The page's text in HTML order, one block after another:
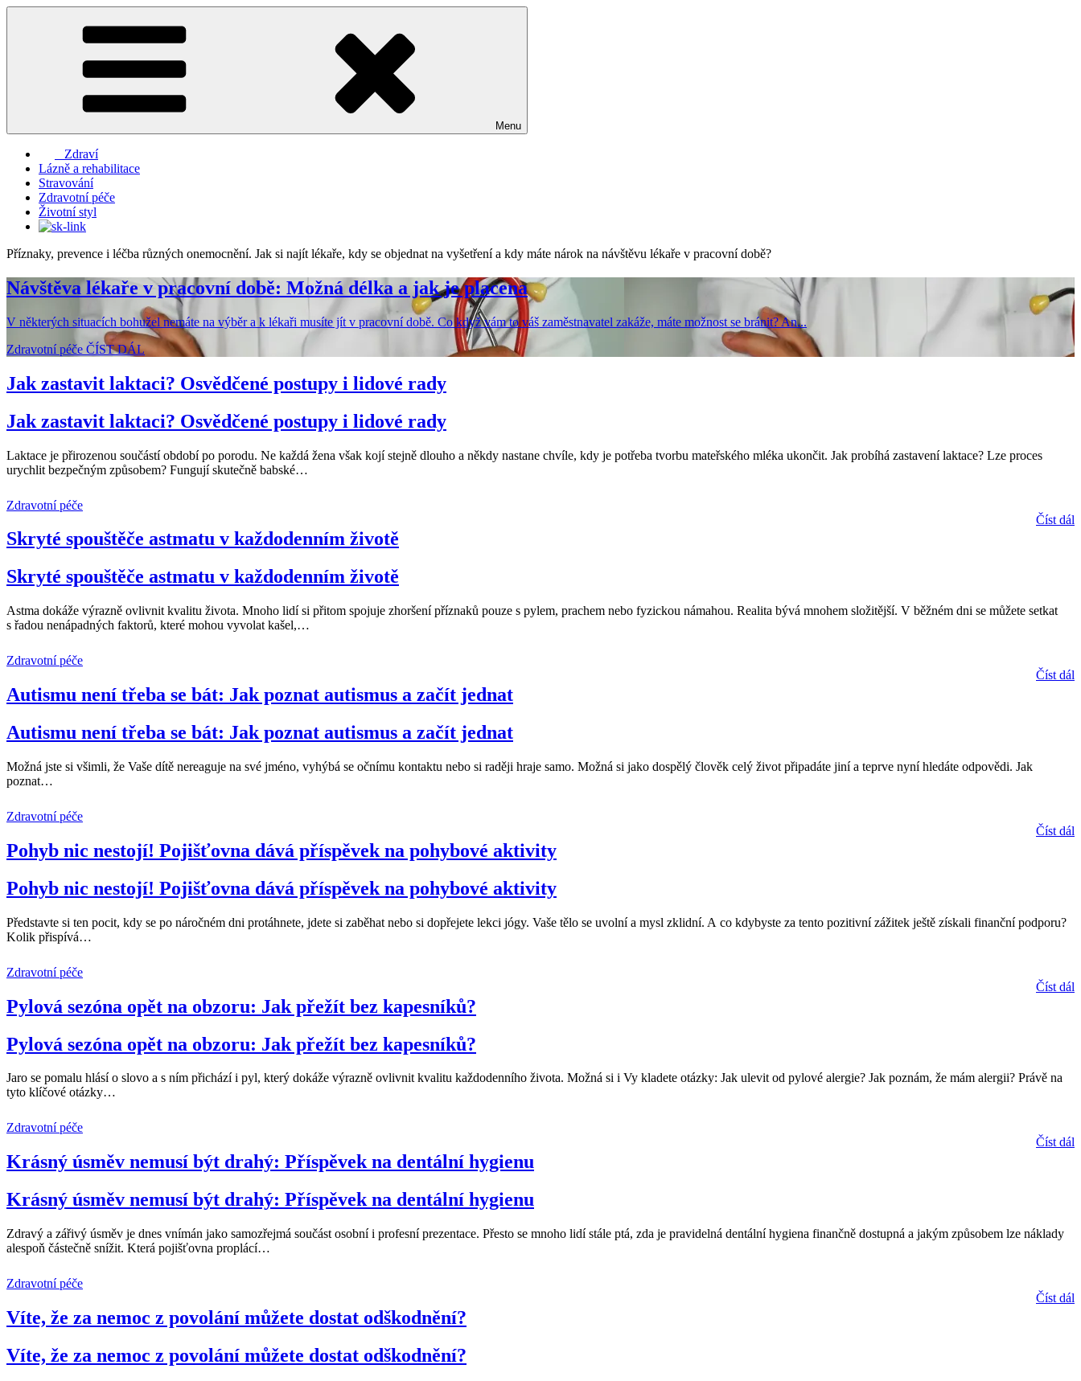
Přejít
Menu
Zdraví
Lázně a rehabilitace
Stravování
Zdravotní péče
Životní styl
Příznaky, prevence i léčba různých onemocnění. Jak si najít lékaře, kdy se objednat na vyšetření a kdy máte nárok na návštěvu lékaře v pracovní době?
Návštěva lékaře v pracovní době: Možná délka a jak je placena
V některých situacích bohužel nemáte na výběr a k lékaři musíte jít v pracovní době. Co když vám to váš zaměstnavatel zakáže, máte možnost se bránit? An...
Zdravotní péče ČÍST DÁL
Jak zastavit laktaci? Osvědčené postupy i lidové rady
Jak zastavit laktaci? Osvědčené postupy i lidové rady
Laktace je přirozenou součástí období po porodu. Ne každá žena však kojí stejně dlouho a někdy nastane chvíle, kdy je potřeba tvorbu mateřského mléka ukončit. Jak probíhá zastavení laktace? Lze proces
urychlit bezpečným způsobem? Fungují skutečně babské…
Zdravotní péče
Číst dál
Skryté spouštěče astmatu v každodenním životě
Skryté spouštěče astmatu v každodenním životě
Astma dokáže výrazně ovlivnit kvalitu života. Mnoho lidí si přitom spojuje zhoršení příznaků pouze s pylem, prachem nebo fyzickou námahou. Realita bývá mnohem složitější. V běžném dni se můžete setkat
s řadou nenápadných faktorů, které mohou vyvolat kašel,…
Zdravotní péče
Číst dál
Autismu není třeba se bát: Jak poznat autismus a začít jednat
Autismu není třeba se bát: Jak poznat autismus a začít jednat
Možná jste si všimli, že Vaše dítě nereaguje na své jméno, vyhýbá se očnímu kontaktu nebo si raději hraje samo. Možná si jako dospělý člověk celý život připadáte jiní a teprve nyní hledáte odpovědi. Jak
poznat…
Zdravotní péče
Číst dál
Pohyb nic nestojí! Pojišťovna dává příspěvek na pohybové aktivity
Pohyb nic nestojí! Pojišťovna dává příspěvek na pohybové aktivity
Představte si ten pocit, kdy se po náročném dni protáhnete, jdete si zaběhat nebo si dopřejete lekci jógy. Vaše tělo se uvolní a mysl zklidní. A co kdybyste za tento pozitivní zážitek ještě získali finanční podporu?
Kolik přispívá…
Zdravotní péče
Číst dál
Pylová sezóna opět na obzoru: Jak přežít bez kapesníků?
Pylová sezóna opět na obzoru: Jak přežít bez kapesníků?
Jaro se pomalu hlásí o slovo a s ním přichází i pyl, který dokáže výrazně ovlivnit kvalitu každodenního života. Možná si i Vy kladete otázky: Jak ulevit od pylové alergie? Jak poznám, že mám alergii? Právě na
tyto klíčové otázky…
Zdravotní péče
Číst dál
Krásný úsměv nemusí být drahý: Příspěvek na dentální hygienu
Krásný úsměv nemusí být drahý: Příspěvek na dentální hygienu
Zdravý a zářivý úsměv je dnes vnímán jako samozřejmá součást osobní i profesní prezentace. Přesto se mnoho lidí stále ptá, zda je pravidelná dentální hygiena finančně dostupná a jakým způsobem lze náklady
alespoň částečně snížit. Která pojišťovna proplácí…
Zdravotní péče
Číst dál
Víte, že za nemoc z povolání můžete dostat odškodnění?
Víte, že za nemoc z povolání můžete dostat odškodnění?